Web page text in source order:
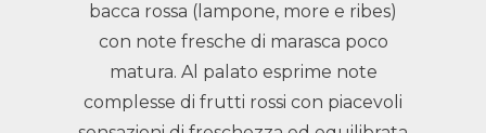
bacca rossa (lampone, more e ribes)
con note fresche di marasca poco
matura. Al palato esprime note
complesse di frutti rossi con piacevoli